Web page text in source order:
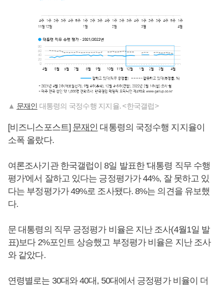
▲ 문재인 대통령의 국정수행 지지율. <한국갤럽>
[비즈니스포스트] 문재인 대통령의 국정수행 지지율이
소폭 올랐다.
여론조사기관 한국갤럽이 8일 발표한 '대통령 직무 수행
평가'에서 잘하고 있다는 긍정평가가 44%, 잘 못하고 있
다는 부정평가가 49%로 조사됐다. 8%는 의견을 유보했
다.
문 대통령의 직무 긍정평가 비율은 지난 조사(4월1일 발
표)보다 2%포인트 상승했고 부정평가 비율은 지난 조사
와 같았다.
연령별로는 30대와 40대, 50대에서 긍정평가 비율이 더